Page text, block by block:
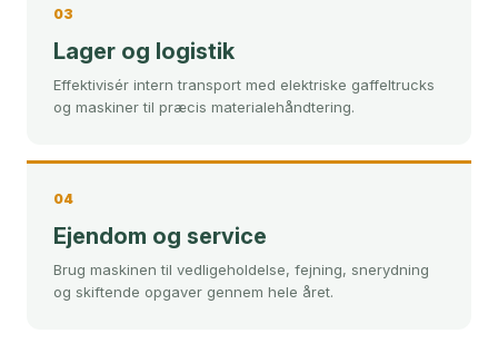
03
Lager og logistik
Effektivisér intern transport med elektriske gaffeltrucks
og maskiner til præcis materialehåndtering.
04
Ejendom og service
Brug maskinen til vedligeholdelse, fejning, snerydning
og skiftende opgaver gennem hele året.